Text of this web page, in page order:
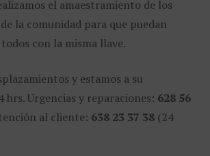
el amaestramiento de los
la comunidad para que puedan
con la misma llave.
y estamos a su
hrs. Urgencias y reparaciones: 628 56
al cliente: 638 23 37 38 (24